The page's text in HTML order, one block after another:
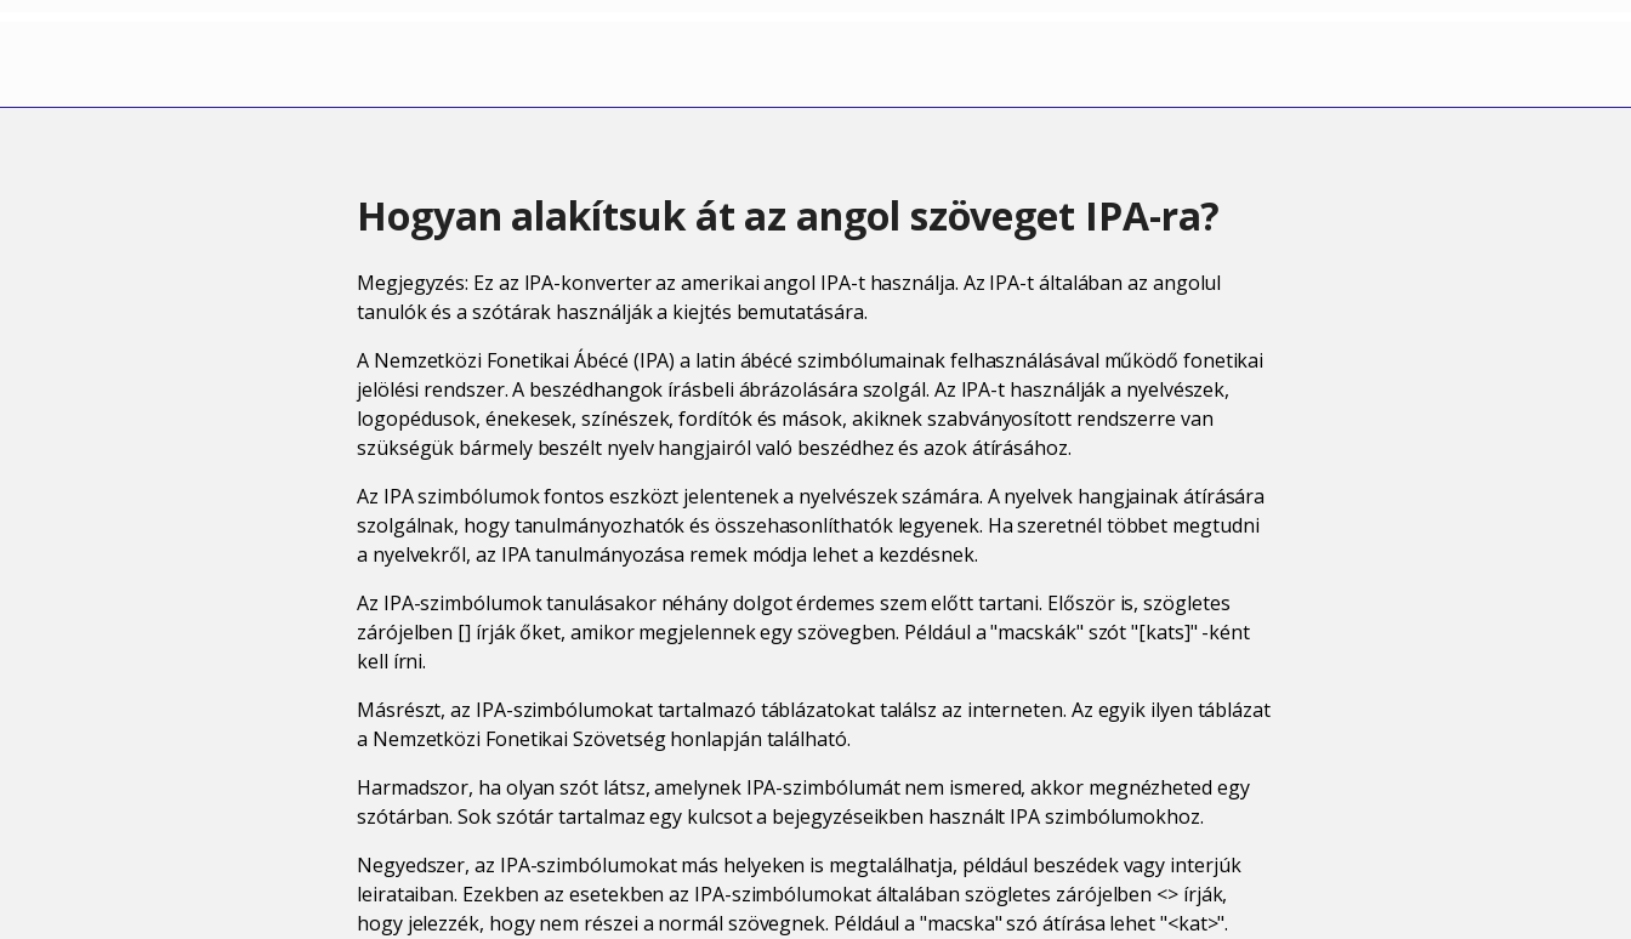
Hogyan alakítsuk át az angol szöveget IPA-ra?
Megjegyzés: Ez az IPA-konverter az amerikai angol IPA-t használja. Az IPA-t általában az angolul
tanulók és a szótárak használják a kiejtés bemutatására.
A Nemzetközi Fonetikai Ábécé (IPA) a latin ábécé szimbólumainak felhasználásával működő fonetikai
jelölési rendszer. A beszédhangok írásbeli ábrázolására szolgál. Az IPA-t használják a nyelvészek,
logopédusok, énekesek, színészek, fordítók és mások, akiknek szabványosított rendszerre van
szükségük bármely beszélt nyelv hangjairól való beszédhez és azok átírásához.
Az IPA szimbólumok fontos eszközt jelentenek a nyelvészek számára. A nyelvek hangjainak átírására
szolgálnak, hogy tanulmányozhatók és összehasonlíthatók legyenek. Ha szeretnél többet megtudni
a nyelvekről, az IPA tanulmányozása remek módja lehet a kezdésnek.
Az IPA-szimbólumok tanulásakor néhány dolgot érdemes szem előtt tartani. Először is, szögletes
zárójelben [] írják őket, amikor megjelennek egy szövegben. Például a "macskák" szót "[kats]" -ként
kell írni.
Másrészt, az IPA-szimbólumokat tartalmazó táblázatokat találsz az interneten. Az egyik ilyen táblázat
a Nemzetközi Fonetikai Szövetség honlapján található.
Harmadszor, ha olyan szót látsz, amelynek IPA-szimbólumát nem ismered, akkor megnézheted egy
szótárban. Sok szótár tartalmaz egy kulcsot a bejegyzéseikben használt IPA szimbólumokhoz.
Negyedszer, az IPA-szimbólumokat más helyeken is megtalálhatja, például beszédek vagy interjúk
leirataiban. Ezekben az esetekben az IPA-szimbólumokat általában szögletes zárójelben <> írják,
hogy jelezzék, hogy nem részei a normál szövegnek. Például a "macska" szó átírása lehet "<kat>".